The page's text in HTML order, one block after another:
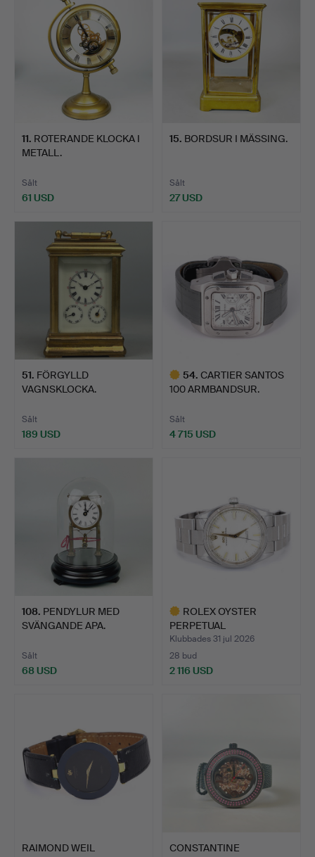
11. ROTERANDE KLOCKA I
METALL.
Sålt
61 USD
15. BORDSUR I MÄSSING.
Sålt
27 USD
51. FÖRGYLLD
VAGNSKLOCKA.
Sålt
189 USD
54. CARTIER SANTOS
100 ARMBANDSUR.
Sålt
4 715 USD
108. PENDYLUR MED
SVÄNGANDE APA.
Sålt
68 USD
ROLEX OYSTER
PERPETUAL
ARMBANDSUR, 1970-TA…
Klubbades 31 jul 2026
28 bud
2 116 USD
RAIMOND WEIL
CONSTANTINE